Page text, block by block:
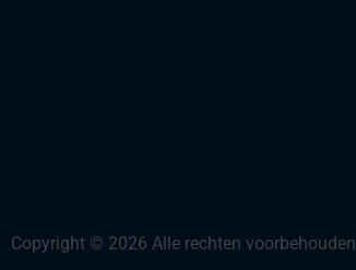
Copyright © 2026 Alle rechten voorbehouden